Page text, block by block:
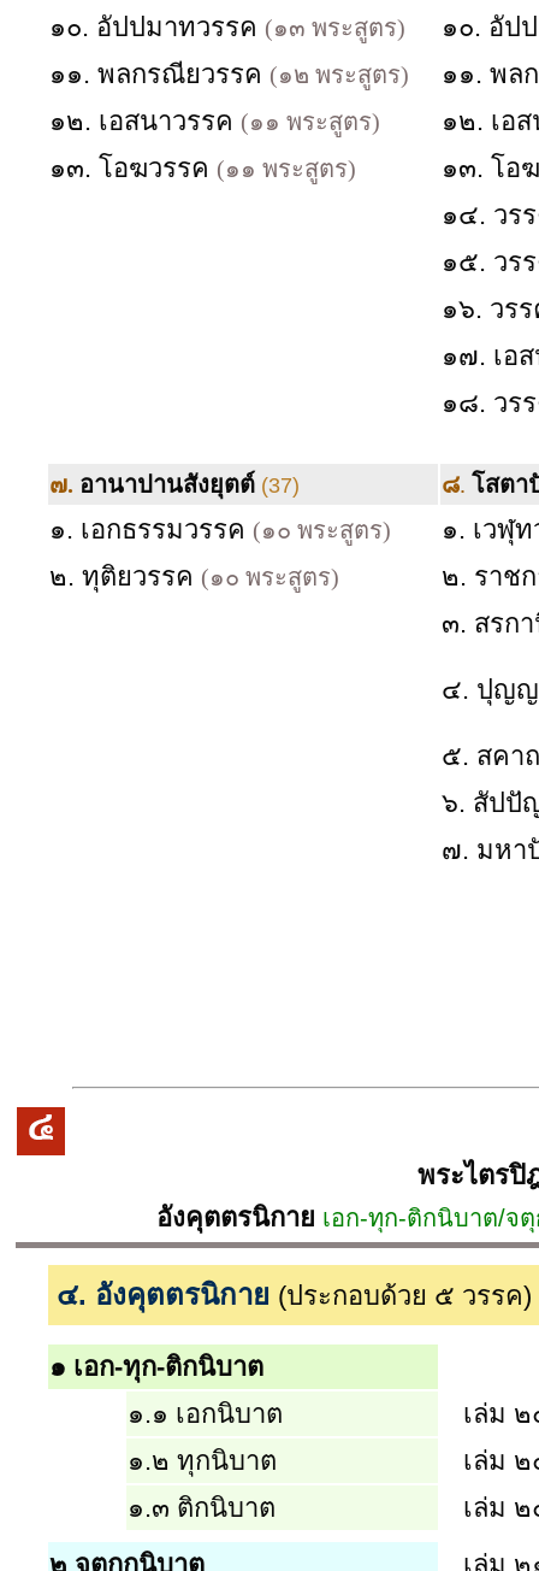
๑๐. อัปปมาทวรรค (๑๓ พระสูตร)
๑๐. อัป
๑๑. พลกรณียวรรค (๑๒ พระสูตร)
๑๑. พล
๑๒. เอสนาวรรค (๑๑ พระสูตร)
๑๒. เอ
๑๓. โอฆวรรค (๑๑ พระสูตร)
๑๓. โอ
๑๔. วร
๑๕. วร
๑๖. วร
๑๗. เอ
๑๘. วร
๗. อานาปานสังยุตต์ (37) ๘. โสตา
๑. เอกธรรมวรรค (๑๐ พระสูตร)
๑. เวฬุ
๒. ทุติยวรรค (๑๐ พระสูตร)
๒. ราช
๓. สรก
๔. ปุญญ
๕. สคา
๖. สัปปั
๗. มห
พระไตรปิ
อังคุตตรนิกาย เอก-ทุก-ติกนิบาต/จ
๔. อังคุตตรนิกาย (ประกอบด้วย ๕ วรรค)
๑ เอก-ทุก-ติกนิบาต
๑.๑ เอกนิบาต
เล่ม ๒
๑.๒ ทุกนิบาต
เล่ม ๒
๑.๓ ติกนิบาต
เล่ม ๒
๒ จตุกกนิบาต เล่ม ๒